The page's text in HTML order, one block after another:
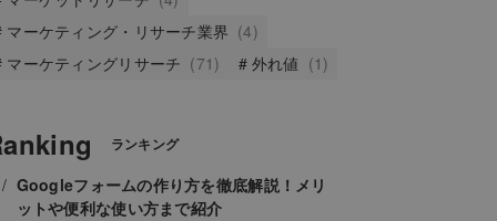
マーケティング・リサーチ業界 (4)
マーケティングリサーチ (71) 外れ値 (1)
ランキング
Googleフォームの作り方を徹底解説！メリ
ットや便利な使い方まで紹介